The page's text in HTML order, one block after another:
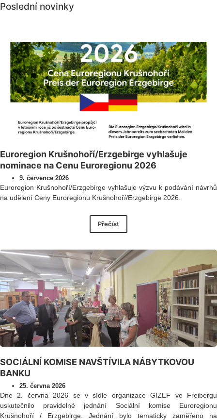
Poslední novinky
Euroregion Krušnohoří/Erzgebirge vyhlašuje
nominace na Cenu Euroregionu 2026
9. července 2026
Euroregion Krušnohoří/Erzgebirge vyhlašuje výzvu k podávání návrhů
na udělení Ceny Euroregionu Krušnohoří/Erzgebirge 2026.
Přečíst
SOCIÁLNÍ KOMISE NAVŠTÍVILA NÁBYTKOVOU
BANKU
25. června 2026
Dne 2. června 2026 se v sídle organizace GIZEF ve Freibergu
uskutečnilo pravidelné jednání Sociální komise Euroregionu
Krušnohoří / Erzgebirge. Jednání bylo tematicky zaměřeno na